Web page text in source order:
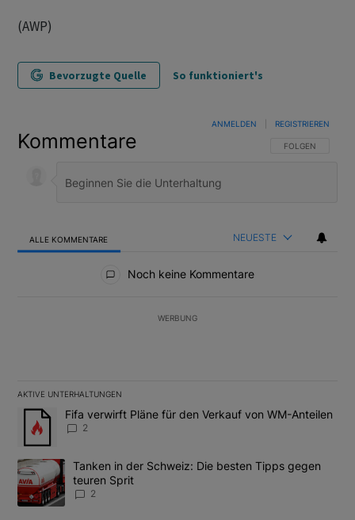
(AWP)
Bevorzugte Quelle So funktioniert's
Kommentare FOLGE DIESER
FOLGEN
ANMELDEN REGISTRIEREN
ALLE KOMMENTARE NEUESTE
Noch keine Kommentare
WERBUNG
AKTIVE UNTERHALTUNGEN
Das Folgende ist eine Liste der am meisten kommentierten
Ein Trendartikel mit dem Titel "Fifa verwirft Pläne für den
Fifa verwirft Pläne für den Verkauf von WM-Anteilen
2
Ein Trendartikel mit dem Titel "Tanken in der Schweiz: Die
Tanken in der Schweiz: Die besten Tipps gegen
teuren Sprit
2